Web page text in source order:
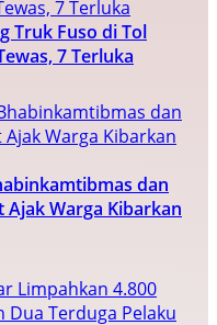
Truk Fuso di Tol
7 Terluka
dan
Warga Kibarkan